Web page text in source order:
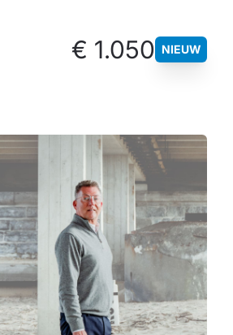
€ 1.050 NIEUW